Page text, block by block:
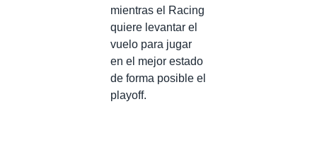
mientras el Racing
quiere levantar el
vuelo para jugar
en el mejor estado
de forma posible el
playoff.